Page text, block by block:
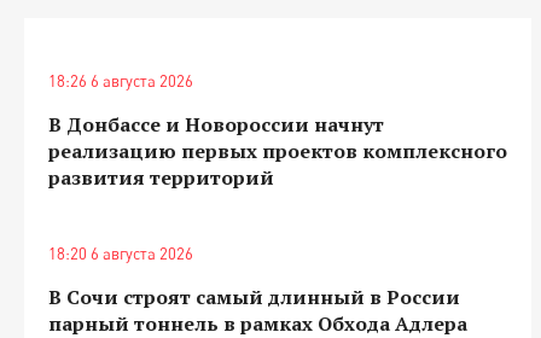
18:26 6 августа 2026
В Донбассе и Новороссии начнут
реализацию первых проектов комплексного
развития территорий
18:20 6 августа 2026
В Сочи строят самый длинный в России
парный тоннель в рамках Обхода Адлера